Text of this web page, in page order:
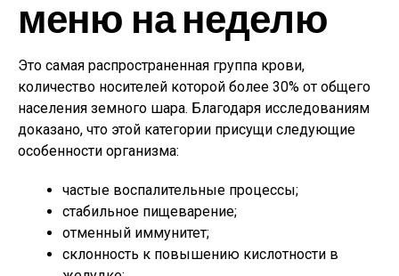
меню на неделю
Это самая распространенная группа крови,
количество носителей которой более 30% от общего
населения земного шара. Благодаря исследованиям
доказано, что этой категории присущи следующие
особенности организма:
частые воспалительные процессы;
стабильное пищеварение;
отменный иммунитет;
склонность к повышению кислотности в